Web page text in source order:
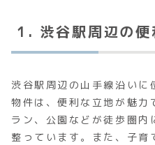
1. 渋谷駅周辺の便
渋谷駅周辺の山手線沿いに
物件は、便利な立地が魅力
ラン、公園などが徒歩圏内
整っています。また、子育